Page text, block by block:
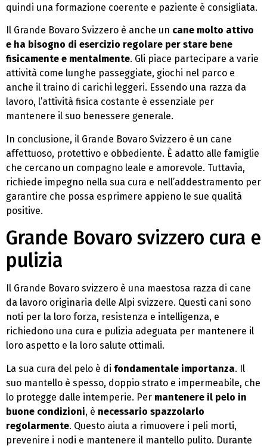
quindi una formazione coerente e paziente è consigliata.
Il Grande Bovaro Svizzero è anche un cane molto attivo
e ha bisogno di esercizio regolare per stare bene
fisicamente e mentalmente. Gli piace partecipare a varie
attività come lunghe passeggiate, giochi nel parco e
anche il traino di carichi leggeri. Essendo una razza da
lavoro, l’attività fisica costante è essenziale per
mantenere il suo benessere generale.
In conclusione, il Grande Bovaro Svizzero è un cane
affettuoso, protettivo e obbediente. È adatto alle famiglie
che cercano un compagno leale e amorevole. Tuttavia,
richiede impegno nella sua cura e nell’addestramento per
garantire che possa esprimere appieno le sue qualità
positive.
Grande Bovaro svizzero cura e
pulizia
Il Grande Bovaro svizzero è una maestosa razza di cane
da lavoro originaria delle Alpi svizzere. Questi cani sono
noti per la loro forza, resistenza e intelligenza, e
richiedono una cura e pulizia adeguata per mantenere il
loro aspetto e la loro salute ottimali.
La sua cura del pelo è di fondamentale importanza. Il
suo mantello è spesso, doppio strato e impermeabile, che
lo protegge dalle intemperie. Per mantenere il pelo in
buone condizioni, è necessario spazzolarlo
regolarmente. Questo aiuta a rimuovere i peli morti,
prevenire i nodi e mantenere il mantello pulito. Durante